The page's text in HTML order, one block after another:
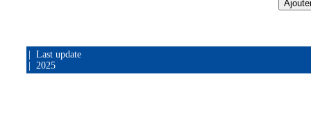
| Last update
| 2025